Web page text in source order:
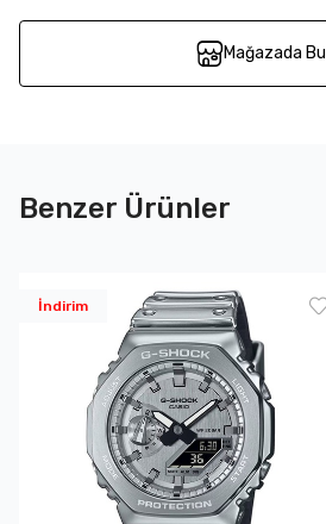
Mağazada Bul
Benzer Ürünler
İndirim